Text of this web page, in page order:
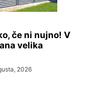
če ni nujno! V
velika
2026